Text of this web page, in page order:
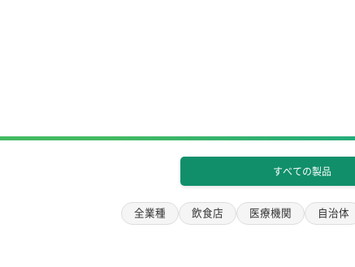
すべての製品
全業種 飲食店 医療機関 自治体